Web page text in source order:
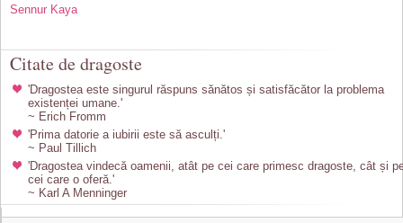
Sennur Kaya
Citate de dragoste
'Dragostea este singurul răspuns sănătos și satisfăcător la problema
existenței umane.'
~ Erich Fromm
'Prima datorie a iubirii este să asculți.'
~ Paul Tillich
'Dragostea vindecă oamenii, atât pe cei care primesc dragoste, cât și
cei care o oferă.'
~ Karl A Menninger